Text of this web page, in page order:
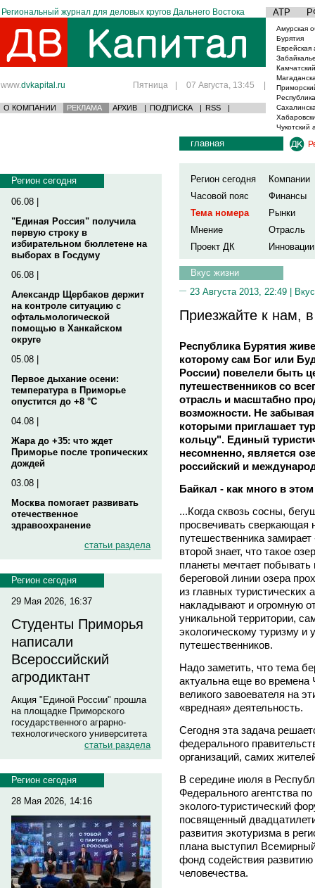
Региональный журнал для деловых кругов Дальнего Востока АТР
www.dvkapital.ru Пятница | 07 Августа, 13:45 |
О КОМПАНИИ РЕКЛАМА АРХИВ | ПОДПИСКА | RSS |
Амурская
Бурятия
Еврейская
Чукотский
Регион сегодня
06.08 |
"Единая Россия" получила
первую строку в
избирательном бюллетене на
выборах в Госдуму
06.08 |
Александр Щербаков держит
на контроле ситуацию с
офтальмологической
помощью в Ханкайском
округе
05.08 |
Первое дыхание осени:
температура в Приморье
опустится до +8 °C
04.08 |
Жара до +35: что ждет
Приморье после тропических
дождей
03.08 |
Москва помогает развивать
отечественное
здравоохранение
статьи раздела
Регион сегодня
29 Мая 2026, 16:37
Студенты Приморья
написали
Всероссийский
агродиктант
Акция "Единой России" прошла
на площадке Приморского
государственного аграрно-
технологического университета
статьи раздела
Регион сегодня
28 Мая 2026, 14:16
главная
Регион сегодня
Компании
Часовой пояс
Финансы
Тема номера
Рынки
Мнение
Отрасль
Проект ДК
Инновации
Вкус жизни
23 Августа 2013, 22:49 |
Приезжайте к нам,
Республика Бурятия
которому сам Бог или
России) повелели быть
путешественников со
отрасль и масштабно
возможности. Не
которыми приглашает
кольцу". Единый
несомненно, является
российский и
Байкал - как много в этом
...Когда сквозь сосны,
просвечивать сверкающая
путешественника
второй знает, что такое
планеты мечтает побывать
береговой линии озера
из главных туристических
накладывают и огромную
уникальной территории,
экологическому туризму
путешественников.
Надо заметить, что тема
актуальна еще во времена
великого завоевателя на
«вредная» деятельность.
Сегодня эта задача
федерального
организаций, самих
В середине июля в
Федерального агентства
эколого-туристический
посвященный
развития экотуризма в
плана выступил
фонд содействия
человечества.